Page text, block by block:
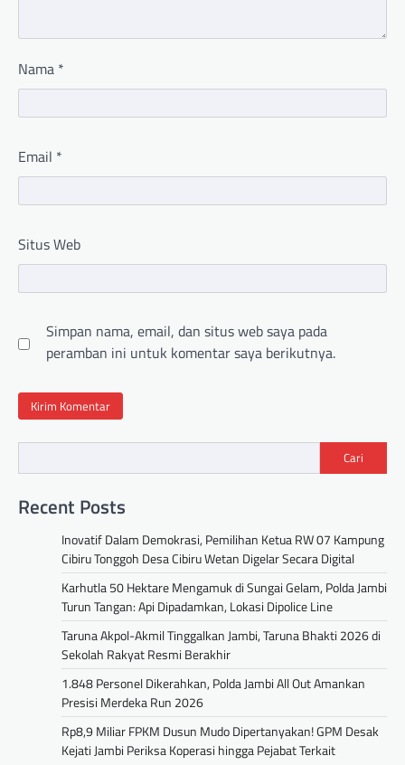
Nama *
Email *
Situs Web
Simpan nama, email, dan situs web saya pada
peramban ini untuk komentar saya berikutnya.
Cari
Recent Posts
Inovatif Dalam Demokrasi, Pemilihan Ketua RW 07 Kampung
Cibiru Tonggoh Desa Cibiru Wetan Digelar Secara Digital
Karhutla 50 Hektare Mengamuk di Sungai Gelam, Polda Jambi
Turun Tangan: Api Dipadamkan, Lokasi Dipolice Line
Taruna Akpol-Akmil Tinggalkan Jambi, Taruna Bhakti 2026 di
Sekolah Rakyat Resmi Berakhir
1.848 Personel Dikerahkan, Polda Jambi All Out Amankan
Presisi Merdeka Run 2026
Rp8,9 Miliar FPKM Dusun Mudo Dipertanyakan! GPM Desak
Kejati Jambi Periksa Koperasi hingga Pejabat Terkait